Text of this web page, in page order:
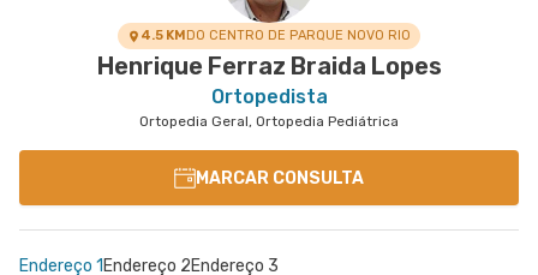
4.5 KMDO CENTRO DE PARQUE NOVO RIO
Henrique Ferraz Braida Lopes
Ortopedista
Ortopedia Geral, Ortopedia Pediátrica
MARCAR CONSULTA
Endereço 1 Endereço 2Endereço 3